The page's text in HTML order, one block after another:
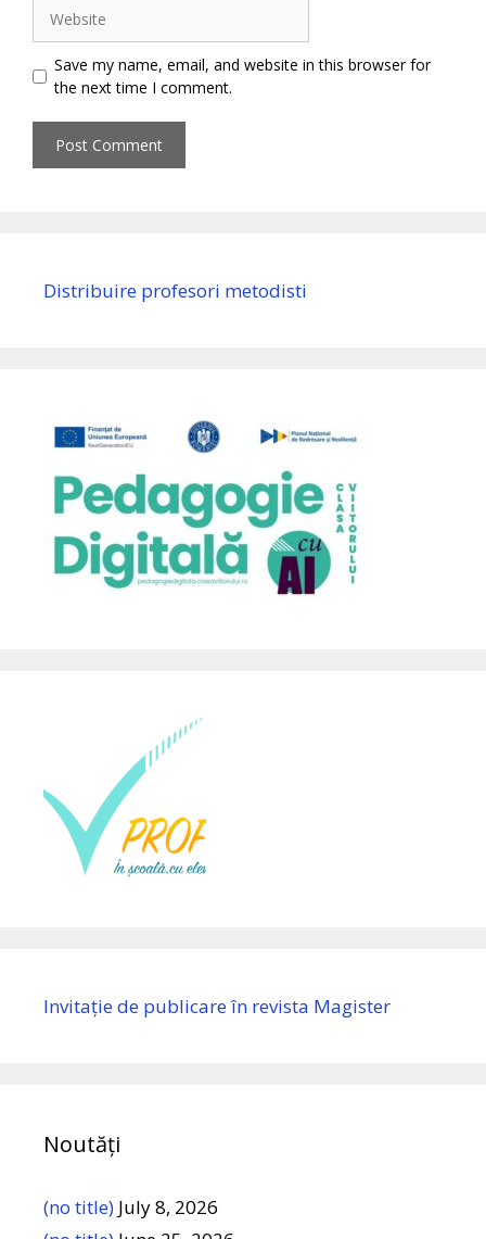
Save my name, email, and website in this browser for
the next time I comment.
Distribuire profesori metodisti
Invitație de publicare în revista Magister
Noutăți
(no title) July 8, 2026